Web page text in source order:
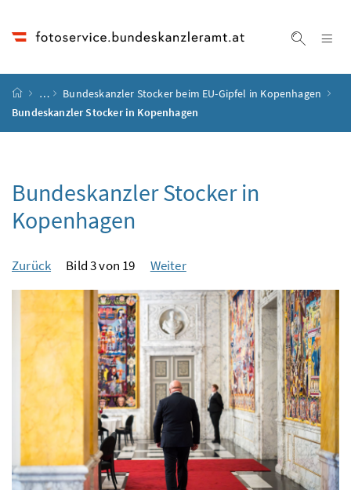
Startseite
…
Bundeskanzler Stocker beim EU-Gipfel in Kopenhagen
Bundeskanzler Stocker in Kopenhagen
Bundeskanzler Stocker in
Kopenhagen
Zurück Bild 3 von 19 Weiter